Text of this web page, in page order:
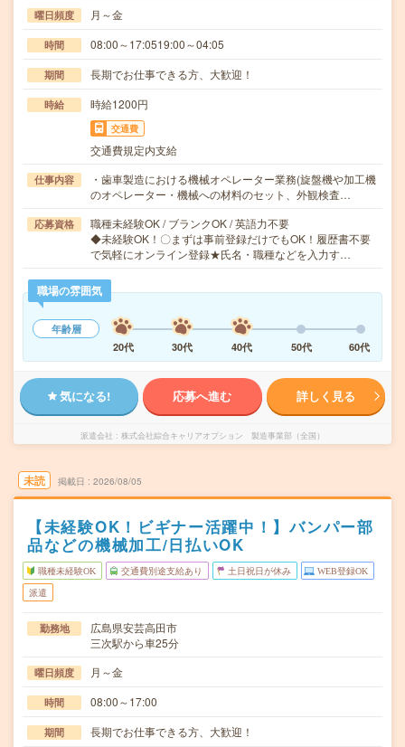
曜日頻度 月～金
時間 08:00～17:0519:00～04:05
期間 長期でお仕事できる方、大歓迎！
時給 時給1200円
交通費
交通費規定内支給
仕事内容
・歯車製造における機械オペレーター業務(旋盤機や加工機
のオペレーター・機械への材料のセット、外観検査…
応募資格
職種未経験OK / ブランクOK / 英語力不要
◆未経験OK！〇まずは事前登録だけでもOK！履歴書不要
で気軽にオンライン登録★氏名・職種などを入力す…
職場の雰囲気
年齢層
20代
30代 40代 50代 60代
気になる! 応募へ進む 詳しく見る
派遣会社 株式会社綜合キャリアオプション 製造事業部（全国）
未読 掲載日 2026/08/05
【未経験OK！ビギナー活躍中！】バンパー部
品などの機械加工/日払いOK
職種未経験OK 交通費別途支給あり 土日祝日が休み WEB登録OK
派遣
勤務地
広島県安芸高田市
三次駅から車25分
曜日頻度 月～金
時間 08:00～17:00
期間 長期でお仕事できる方、大歓迎！